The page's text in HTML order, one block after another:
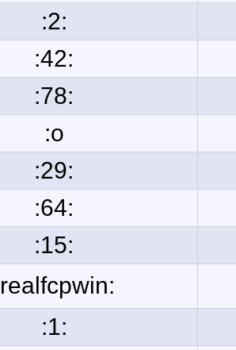
:2:
:42:
:78:
:o
:29:
:64:
:15:
:1: